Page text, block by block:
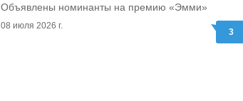
Объявлены номинанты на премию «Эмми»
08 июля 2026 г.
3